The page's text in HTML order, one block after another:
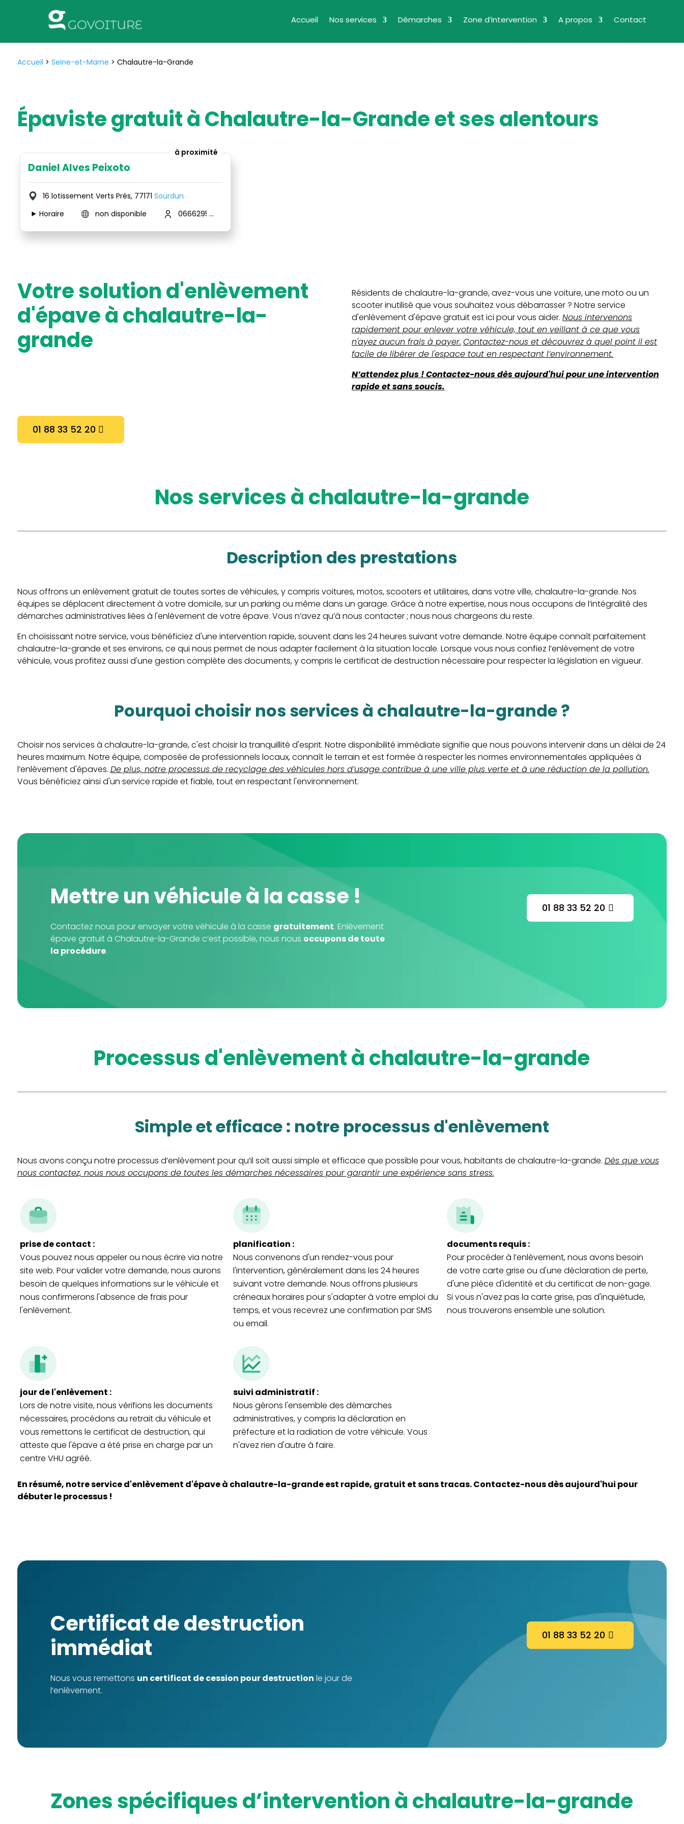
Accueil Nos services Démarches Zone d’intervention A propos Contact
Accueil > Seine-et-Marne > Chalautre-la-Grande
Épaviste gratuit à Chalautre-la-Grande et ses alentours
à proximité
Daniel Alves Peixoto
16 lotissement Verts Prés, 77171 Sourdun
Horaire
non disponible 0666295074
votre solution d'enlèvement
d'épave à chalautre-la-
grande
Résidents de chalautre-la-grande, avez-vous une voiture, une moto ou un
scooter inutilisé que vous souhaitez vous débarrasser ? Notre service
d'enlèvement d'épave gratuit est ici pour vous aider.Nous intervenons
rapidement pour enlever votre véhicule, tout en veillant à ce que vous
n'ayez aucun frais à payer. Contactez-nous et découvrez à quel point il est
facile de libérer de l'espace tout en respectant l’environnement.
N’attendez plus ! Contactez-nous dès aujourd'hui pour une intervention
rapide et sans soucis.
01 88 33 52 20
nos services à chalautre-la-grande
description des prestations
Nous offrons un enlèvement gratuit de toutes sortes de véhicules, y compris voitures, motos, scooters et utilitaires, dans votre ville, chalautre-la-grande. Nos
équipes se déplacent directement à votre domicile, sur un parking ou même dans un garage. Grâce à notre expertise, nous nous occupons de l’intégralité des
démarches administratives liées à l'enlèvement de votre épave. Vous n’avez qu’à nous contacter ; nous nous chargeons du reste.
En choisissant notre service, vous bénéficiez d'une intervention rapide, souvent dans les 24 heures suivant votre demande. Notre équipe connaît parfaitement
chalautre-la-grande et ses environs, ce qui nous permet de nous adapter facilement à la situation locale. Lorsque vous nous confiez l’enlèvement de votre
véhicule, vous profitez aussi d'une gestion complète des documents, y compris le certificat de destruction nécessaire pour respecter la législation en vigueur.
pourquoi choisir nos services à chalautre-la-grande ?
Choisir nos services à chalautre-la-grande, c'est choisir la tranquillité d'esprit. Notre disponibilité immédiate signifie que nous pouvons intervenir dans un délai de 24
heures maximum. Notre équipe, composée de professionnels locaux, connaît le terrain et est formée à respecter les normes environnementales appliquées à
l’enlèvement d'épaves. De plus, notre processus de recyclage des véhicules hors d’usage contribue à une ville plus verte et à une réduction de la pollution.
Vous bénéficiez ainsi d'un service rapide et fiable, tout en respectant l'environnement.
Mettre un véhicule à la casse !
Contactez nous pour envoyer votre véhicule à la casse gratuitement. Enlèvement
épave gratuit à Chalautre-la-Grande c’est possible, nous nous occupons de toute
la procédure.
01 88 33 52 20
processus d'enlèvement à chalautre-la-grande
simple et efficace : notre processus d'enlèvement
Nous avons conçu notre processus d’enlèvement pour qu’il soit aussi simple et efficace que possible pour vous, habitants de chalautre-la-grande. Dès que vous
nous contactez, nous nous occupons de toutes les démarches nécessaires pour garantir une expérience sans stress.
prise de contact :
Vous pouvez nous appeler ou nous écrire via notre
site web. Pour valider votre demande, nous aurons
besoin de quelques informations sur le véhicule et
nous confirmerons l'absence de frais pour
l'enlèvement.
planification :
Nous convenons d'un rendez-vous pour
l'intervention, généralement dans les 24 heures
suivant votre demande. Nous offrons plusieurs
créneaux horaires pour s'adapter à votre emploi du
temps, et vous recevrez une confirmation par SMS
ou email.
documents requis :
Pour procéder à l’enlèvement, nous avons besoin
de votre carte grise ou d'une déclaration de perte,
d'une pièce d'identité et du certificat de non-gage.
Si vous n'avez pas la carte grise, pas d'inquiétude,
nous trouverons ensemble une solution.
jour de l'enlèvement :
Lors de notre visite, nous vérifions les documents
nécessaires, procédons au retrait du véhicule et
vous remettons le certificat de destruction, qui
atteste que l'épave a été prise en charge par un
centre VHU agréé.
suivi administratif :
Nous gérons l'ensemble des démarches
administratives, y compris la déclaration en
préfecture et la radiation de votre véhicule. Vous
n'avez rien d'autre à faire.
En résumé, notre service d'enlèvement d'épave à chalautre-la-grande est rapide, gratuit et sans tracas. Contactez-nous dès aujourd'hui pour
débuter le processus !
Certificat de destruction
immédiat
Nous vous remettons un certificat de cession pour destruction le jour de
l’enlèvement.
01 88 33 52 20
zones spécifiques d’intervention à chalautre-la-grande